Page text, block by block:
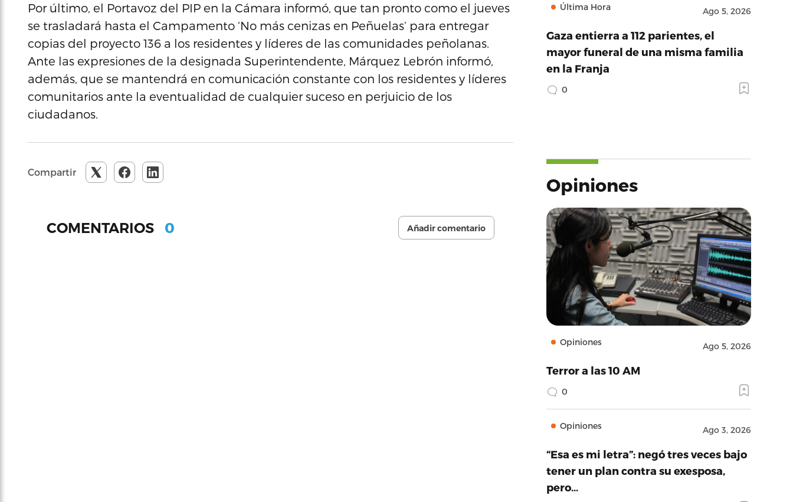
Por último, el Portavoz del PIP en la Cámara informó, que tan pronto como el jueves
se trasladará hasta el Campamento ‘No más cenizas en Peñuelas’ para entregar
copias del proyecto 136 a los residentes y líderes de las comunidades peñolanas.
Ante las expresiones de la designada Superintendente, Márquez Lebrón informó,
además, que se mantendrá en comunicación constante con los residentes y líderes
comunitarios ante la eventualidad de cualquier suceso en perjuicio de los
ciudadanos.
Compartir
COMENTARIOS 0 Añadir comentario
Última Hora Ago 5, 2026
Gaza entierra a 112 parientes, el
mayor funeral de una misma familia
en la Franja
0
Opiniones
Opiniones Ago 5, 2026
Terror a las 10 AM
0
Opiniones Ago 3, 2026
“Esa es mi letra”: negó tres veces bajo
tener un plan contra su exesposa,
pero…